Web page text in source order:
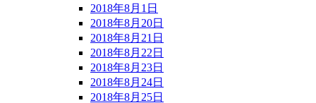
2018年8月1日
2018年8月20日
2018年8月21日
2018年8月22日
2018年8月23日
2018年8月24日
2018年8月25日